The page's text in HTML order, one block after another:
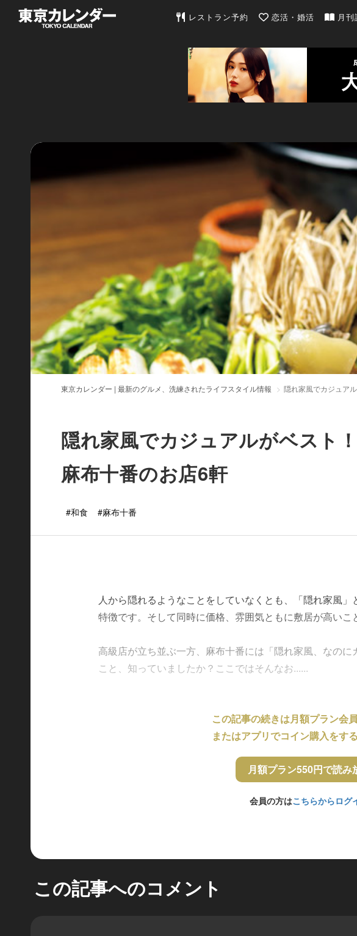
東京カレンダー | 最新のグルメ、洗練され
レストラン予約 恋活・婚活 月刊
東京カレンダー | 最新のグルメ、洗練されたライフスタイル情報 隠れ家風でカジュア
隠れ家風でカジュアルがベスト
麻布十番のお店6軒
#和食 #麻布十番
人から隠れるようなことをしていなくとも、「隠れ家風
特徴です。そして同時に価格、雰囲気ともに敷居が高いこ
高級店が立ち並ぶ一方、麻布十番には「隠れ家風、なの
こと、知っていましたか？ここではそんなお......
この記事の続きは月額プラン会員
またはアプリでコイン購入をす
月額プラン550円で読み
会員の方はこちらからログ
この記事へのコメント